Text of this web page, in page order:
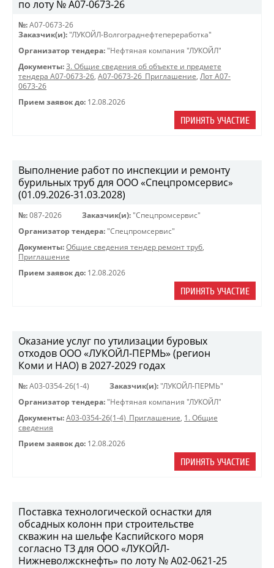
по лоту № A07-0673-26
№: A07-0673-26
Заказчик(и): "ЛУКОЙЛ-Волгограднефтепереработка"
Организатор тендера: "Нефтяная компания "ЛУКОЙЛ"
Документы: 3. Общие сведения об объекте и предмете
тендера A07-0673-26, A07-0673-26_Приглашение, Лот A07-
0673-26
Прием заявок до: 12.08.2026
ПРИНЯТЬ УЧАСТИЕ
Выполнение работ по инспекции и ремонту
бурильных труб для ООО «Спецпромсервис»
(01.09.2026-31.03.2028)
№: 087-2026 Заказчик(и): "Спецпромсервис"
Организатор тендера: "Спецпромсервис"
Документы: Общие сведения тендер ремонт труб,
Приглашение
Прием заявок до: 12.08.2026
ПРИНЯТЬ УЧАСТИЕ
Оказание услуг по утилизации буровых
отходов ООО «ЛУКОЙЛ-ПЕРМЬ» (регион
Коми и НАО) в 2027-2029 годах
№: A03-0354-26(1-4) Заказчик(и): "ЛУКОЙЛ-ПЕРМЬ"
Организатор тендера: "Нефтяная компания "ЛУКОЙЛ"
Документы: A03-0354-26(1-4)_Приглашение, 1. Общие
сведения
Прием заявок до: 12.08.2026
ПРИНЯТЬ УЧАСТИЕ
Поставка технологической оснастки для
обсадных колонн при строительстве
скважин на шельфе Каспийского моря
согласно ТЗ для ООО «ЛУКОЙЛ-
Нижневолжскнефть» по лоту № A02-0621-25